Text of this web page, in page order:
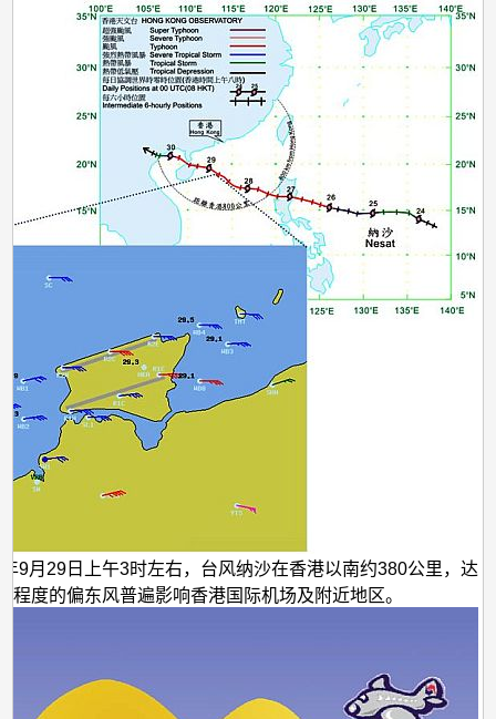
9月29日上午3时左右，台风纳沙在香港以南约380公里，达
程度的偏东风普遍影响香港国际机场及附近地区。